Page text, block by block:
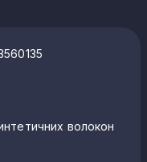
волокон